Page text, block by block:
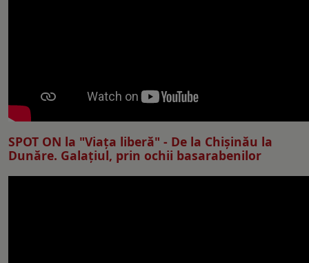
SPOT ON la "Viaţa liberă" - De la Chișinău la
Dunăre. Galațiul, prin ochii basarabenilor